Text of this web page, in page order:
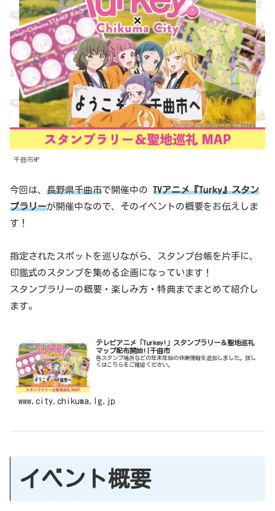
千曲市HP
今回は、 長野県千曲市で開催中の TVアニメ『Turky』スタン
プラリーが開催中なので、そのイベントの概要をお伝えしま
す！
指定されたスポットを巡りながら、スタンプ台帳を片手に、
印鑑式のスタンプを集める企画になっています！
スタンプラリーの概要・楽しみ方・特典までまとめて紹介し
ます。
テレビアニメ「Turkey!」スタンプラリー＆聖地巡礼
マップ配布開始!|千曲市
各スタンプ場所などの年末年始の休業情報を追加しました。詳し
くはこちらをご確認ください。
www.city.chikuma.lg.jp
イベント概要